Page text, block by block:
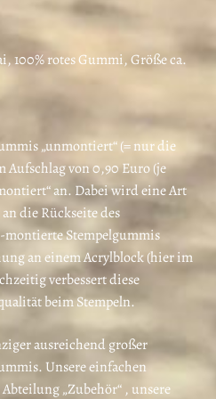
100% rotes Gummi, Größe ca.
„unmontiert“ (= nur die
von 0,90 Euro (je
an. Dabei wird eine Art
die Rückseite des
montierte Stempelgummis
an einem Acrylblock (hier im
verbessert diese
beim Stempeln.
ausreichend großer
Unsere einfachen
„Zubehör“ , unsere